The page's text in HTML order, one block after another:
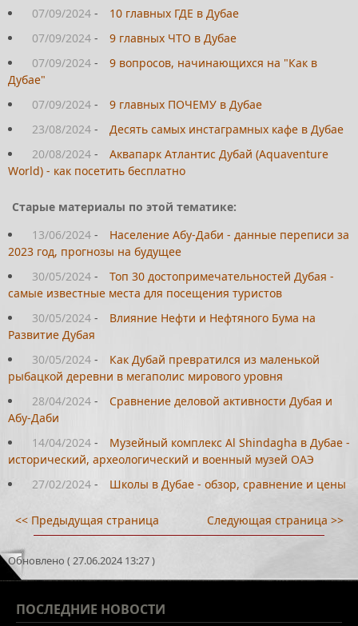
07/09/2024 -
10 главных ГДЕ в Дубае
07/09/2024 -
9 главных ЧТО в Дубае
07/09/2024 -
9 вопросов, начинающихся на "Как в
Дубае"
07/09/2024 -
9 главных ПОЧЕМУ в Дубае
23/08/2024 -
Десять самых инстаграмных кафе в Дубае
20/08/2024 -
Аквапарк Атлантис Дубай (Aquaventure
World) - как посетить бесплатно
Старые материалы по этой тематике:
13/06/2024 -
Население Абу-Даби - данные переписи за
2023 год, прогнозы на будущее
30/05/2024 -
Топ 30 достопримечательностей Дубая -
самые известные места для посещения туристов
30/05/2024 -
Влияние Нефти и Нефтяного Бума на
Развитие Дубая
30/05/2024 -
Как Дубай превратился из маленькой
рыбацкой деревни в мегаполис мирового уровня
28/04/2024 -
Сравнение деловой активности Дубая и
Абу-Даби
14/04/2024 -
Музейный комплекс Al Shindagha в Дубае -
исторический, археологический и военный музей ОАЭ
27/02/2024 - Школы в Дубае - обзор, сравнение и цены
<< Предыдущая страница Следующая страница >>
Обновлено ( 27.06.2024 13:27 )
ПОСЛЕДНИЕ НОВОСТИ